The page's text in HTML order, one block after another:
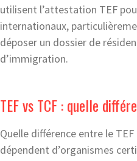
utilisent l’attestation TEF
internationaux,
déposer un dossier de
d’immigration.
TEF vs TCF : quelle
Quelle différence entre le
dépendent d’organismes